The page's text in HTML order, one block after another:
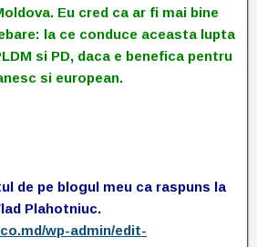
Eu cred ca ar fi mai bine
la ce conduce aceasta lupta
si PD, daca e benefica pentru
si european.
de pe blogul meu ca raspuns la
Plahotniuc.
wp-admin/edit-